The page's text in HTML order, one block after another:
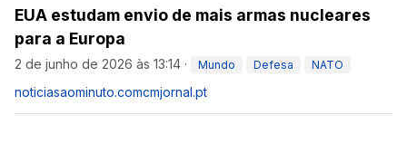
EUA estudam envio de mais armas nucleares
para a Europa
2 de junho de 2026 às 13:14 · Mundo Defesa NATO
noticiasaominuto.comcmjornal.pt